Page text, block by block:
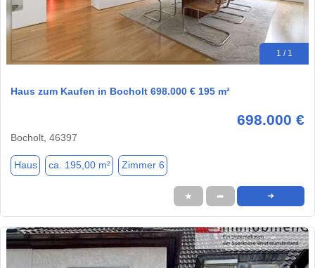
1 / 1
Haus zum Kaufen in Bocholt 698.000 € 195 m²
698.000 €
Bocholt, 46397
Haus ca. 195,00 m² Zimmer 6
★ ➦ ➜